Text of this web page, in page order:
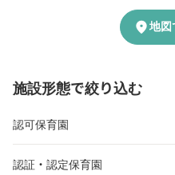
location_on地図
施設形態で絞り込む
認可保育園
認証・認定保育園